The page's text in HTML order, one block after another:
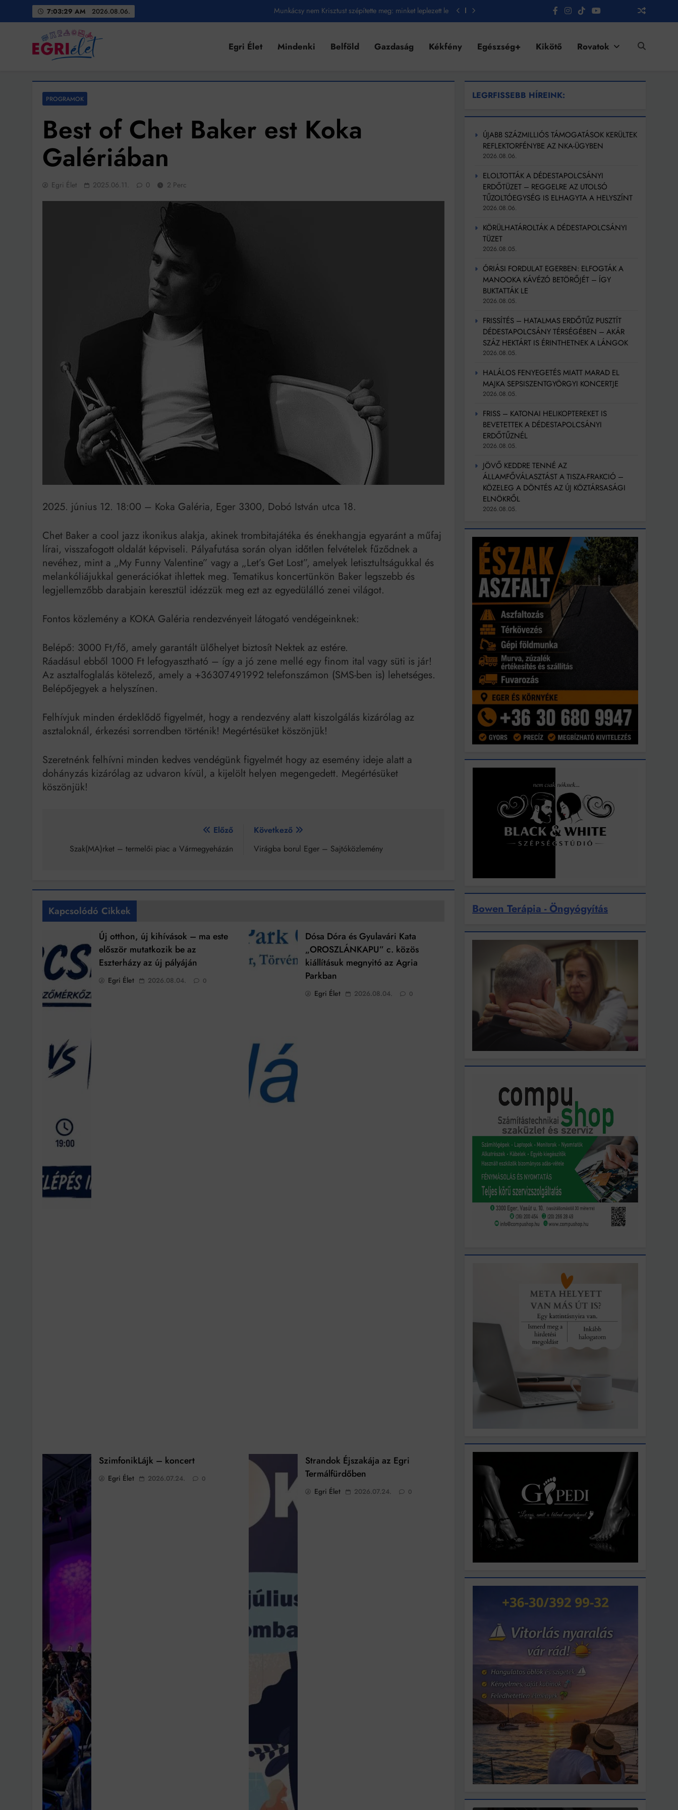
7:03:31 AM 2026.08.06.
Munkácsy nem Krisztust szépítette meg: minket leplezett le
Amikor a Tetris boldogabbá tesz, mint a szerelem
Mindenki a világot akarja uralni – de nem csak a 80-as években
Bitumenes lapostetők: a bevált technológia akkor működik, ha jól van felújítva
Ingatlanpiaci szakértők szerint akár 5 százalékkal is nőhetnek a bérleti díjak a ponthatárhirdetés
Az öregség nem csak ránc?
Az ördög még mindig Pradát visel. De te miért öltözöl hozzá?
Móricz Zsigmond: falusi író vagy boncmester?
Mindenki a világot akarja uralni – de nem csak a 80-as években
Bitumenes lapostetők: a bevált technológia akkor működik, ha jól van felújítva
Egri Élet
Egri Élet Mindenki Belföld Gazdaság Kékfény Egészség+ Kikötő Rovatok
PROGRAMOK
Best of Chet Baker est Koka
Galériában
Egri Élet 2025.06.11. 0 2 Perc
2025. június 12. 18:00 – Koka Galéria, Eger 3300, Dobó István utca 18.
Chet Baker a cool jazz ikonikus alakja, akinek trombitajátéka és énekhangja egyaránt a műfaj
lírai, visszafogott oldalát képviseli. Pályafutása során olyan időtlen felvételek fűződnek a
nevéhez, mint a „My Funny Valentine” vagy a „Let’s Get Lost”, amelyek letisztultságukkal és
melankóliájukkal generációkat ihlettek meg. Tematikus koncertünkön Baker legszebb és
legjellemzőbb darabjain keresztül idézzük meg ezt az egyedülálló zenei világot.
Fontos közlemény a KOKA Galéria rendezvényeit látogató vendégeinknek:
Belépő: 3000 Ft/fő, amely garantált ülőhelyet biztosít Nektek az estére.
Ráadásul ebből 1000 Ft lefogyasztható – így a jó zene mellé egy finom ital vagy süti is jár!
Az asztalfoglalás kötelező, amely a +36307491992 telefonszámon (SMS-ben is) lehetséges.
Belépőjegyek a helyszínen.
Felhívjuk minden érdeklődő figyelmét, hogy a rendezvény alatt kiszolgálás kizárólag az
asztaloknál, érkezési sorrendben történik! Megértésüket köszönjük!
Szeretnénk felhívni minden kedves vendégünk figyelmét hogy az esemény ideje alatt a
dohányzás kizárólag az udvaron kívül, a kijelölt helyen megengedett. Megértésüket
köszönjük!
navigáció
Előző
Szak(MA)rket – termelői piac a Vármegyeházán
Következő
Virágba borul Eger – Sajtóközlemény
Kapcsolódó Cikkek
Új otthon, új kihívások – ma este
először mutatkozik be az
Eszterházy az új pályáján
Egri Élet 2026.08.04. 0
Dósa Dóra és Gyulavári Kata
„OROSZLÁNKAPU” c. közös
kiállításuk megnyitó az Agria
Parkban
Egri Élet 2026.08.04. 0
SzimfonikLájk – koncert
Egri Élet 2026.07.24. 0
Strandok Éjszakája az Egri
Termálfürdőben
Egri Élet 2026.07.24. 0
LEGRFISSEBB HÍREINK:
ÚJABB SZÁZMILLIÓS TÁMOGATÁSOK KERÜLTEK
REFLEKTORFÉNYBE AZ NKA-ÜGYBEN
2026.08.06.
ELOLTOTTÁK A DÉDESTAPOLCSÁNYI
ERDŐTÜZET – REGGELRE AZ UTOLSÓ
TŰZOLTÓEGYSÉG IS ELHAGYTA A HELYSZÍNT
2026.08.06.
KÖRÜLHATÁROLTÁK A DÉDESTAPOLCSÁNYI
TÜZET
2026.08.05.
ÓRIÁSI FORDULAT EGERBEN: ELFOGTÁK A
MANOOKA KÁVÉZÓ BETÖRŐJÉT – ÍGY
BUKTATTÁK LE
2026.08.05.
FRISSÍTÉS – HATALMAS ERDŐTŰZ PUSZTÍT
DÉDESTAPOLCSÁNY TÉRSÉGÉBEN – AKÁR
SZÁZ HEKTÁRT IS ÉRINTHETNEK A LÁNGOK
2026.08.05.
HALÁLOS FENYEGETÉS MIATT MARAD EL
MAJKA SEPSISZENTGYÖRGYI KONCERTJE
2026.08.05.
FRISS – KATONAI HELIKOPTEREKET IS
BEVETETTEK A DÉDESTAPOLCSÁNYI
ERDŐTŰZNÉL
2026.08.05.
JÖVŐ KEDDRE TENNÉ AZ
ÁLLAMFŐVÁLASZTÁST A TISZA-FRAKCIÓ –
KÖZELEG A DÖNTÉS AZ ÚJ KÖZTÁRSASÁGI
ELNÖKRŐL
2026.08.05.
Bowen Terápia - Öngyógyítás